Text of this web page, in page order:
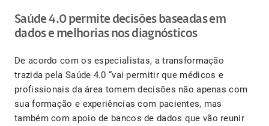
Saúde 4.0 permite decisões baseadas em
dados e melhorias nos diagnósticos
De acordo com os especialistas, a transformação
trazida pela Saúde 4.0 “vai permitir que médicos e
profissionais da área tomem decisões não apenas com
sua formação e experiências com pacientes, mas
também com apoio de bancos de dados que vão reunir